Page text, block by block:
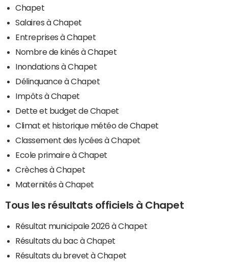
Chapet
Salaires à Chapet
Entreprises à Chapet
Nombre de kinés à Chapet
Inondations à Chapet
Délinquance à Chapet
Impôts à Chapet
Dette et budget de Chapet
Climat et historique météo de Chapet
Classement des lycées à Chapet
Ecole primaire à Chapet
Crèches à Chapet
Maternités à Chapet
Tous les résultats officiels à Chapet
Résultat municipale 2026 à Chapet
Résultats du bac à Chapet
Résultats du brevet à Chapet